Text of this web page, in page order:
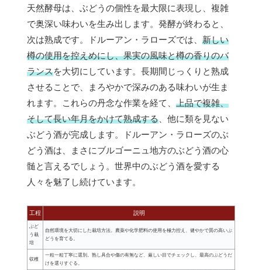
天然酵母は、ぶどうの個性を最大限に表現し、複雑
で奥深い味わいを生み出します。発酵が終わると、
次は熟成です。ドルーアン・ラローズでは、 新しい
樽の使用を控えめにし、果実の風味と樽の香りのバ
ランスを大切にしています。長期間じっくりと熟成
させることで、まろやかで深みのある味わいが生ま
れます。これらの丹念な作業を経て、 上品で複雑、
そして長い年月をかけて熟成する 、他に類を見ない
ぶどう酒が完成します。ドルーアン・ラローズのぶ
どう酒は、まさにブルゴーニュ地方のぶどう酒の心
髄と言えるでしょう。世界中のぶどう酒を愛する
人々を魅了し続けています。
工程 説明
ぶど
う栽
培
自然環境を大切にした栽培方法。農薬や化学肥料の使用を極力控え、健やかで質の高いぶ
どうを育てる。
収穫
一粒一粒丁寧に選別。熟し具合や傷の有無など、厳しい目でチェックし、最高のぶどうだ
けを選りすぐる。